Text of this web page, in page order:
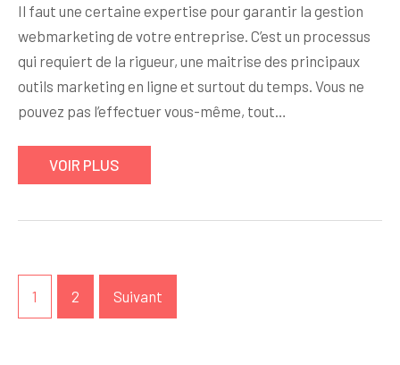
Il faut une certaine expertise pour garantir la gestion
webmarketing de votre entreprise. C’est un processus
qui requiert de la rigueur, une maitrise des principaux
outils marketing en ligne et surtout du temps. Vous ne
pouvez pas l’effectuer vous-même, tout…
VOIR PLUS
Pagination
des1 2 Suivant